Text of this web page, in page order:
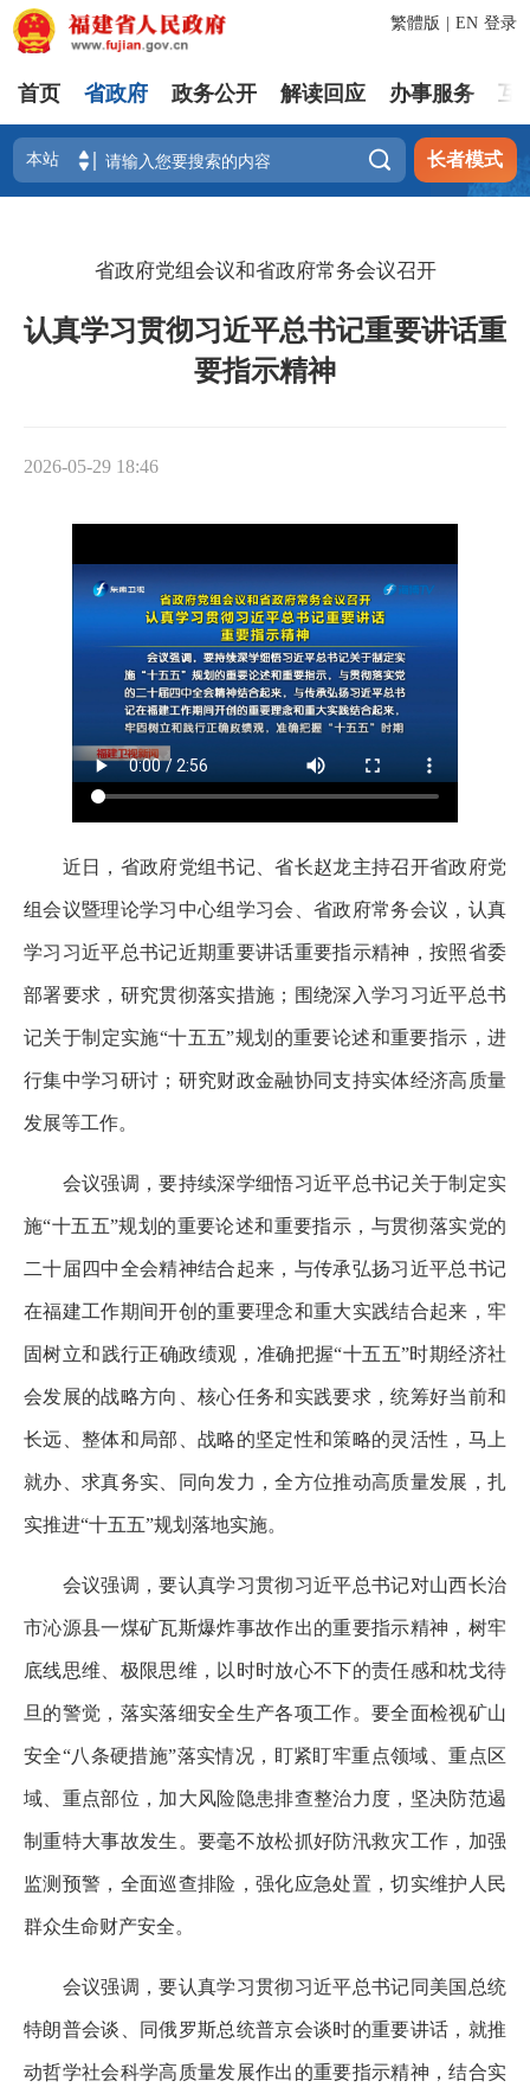
登录
繁體版 EN
首页 省政府 政务公开 解读回应 办事服务 互
 长者模式
省政府党组会议和省政府常务会议召开
认真学习贯彻习近平总书记重要讲话重
要指示精神
2026-05-29 18:46
近日，省政府党组书记、省长赵龙主持召开省政府党
组会议暨理论学习中心组学习会、省政府常务会议，认真
学习习近平总书记近期重要讲话重要指示精神，按照省委
部署要求，研究贯彻落实措施；围绕深入学习习近平总书
记关于制定实施“十五五”规划的重要论述和重要指示，进
行集中学习研讨；研究财政金融协同支持实体经济高质量
发展等工作。
会议强调，要持续深学细悟习近平总书记关于制定实
施“十五五”规划的重要论述和重要指示，与贯彻落实党的
二十届四中全会精神结合起来，与传承弘扬习近平总书记
在福建工作期间开创的重要理念和重大实践结合起来，牢
固树立和践行正确政绩观，准确把握“十五五”时期经济社
会发展的战略方向、核心任务和实践要求，统筹好当前和
长远、整体和局部、战略的坚定性和策略的灵活性，马上
就办、求真务实、同向发力，全方位推动高质量发展，扎
实推进“十五五”规划落地实施。
会议强调，要认真学习贯彻习近平总书记对山西长治
市沁源县一煤矿瓦斯爆炸事故作出的重要指示精神，树牢
底线思维、极限思维，以时时放心不下的责任感和枕戈待
旦的警觉，落实落细安全生产各项工作。要全面检视矿山
安全“八条硬措施”落实情况，盯紧盯牢重点领域、重点区
域、重点部位，加大风险隐患排查整治力度，坚决防范遏
制重特大事故发生。要毫不放松抓好防汛救灾工作，加强
监测预警，全面巡查排险，强化应急处置，切实维护人民
群众生命财产安全。
会议强调，要认真学习贯彻习近平总书记同美国总统
特朗普会谈、同俄罗斯总统普京会谈时的重要讲话，就推
动哲学社会科学高质量发展作出的重要指示精神，结合实